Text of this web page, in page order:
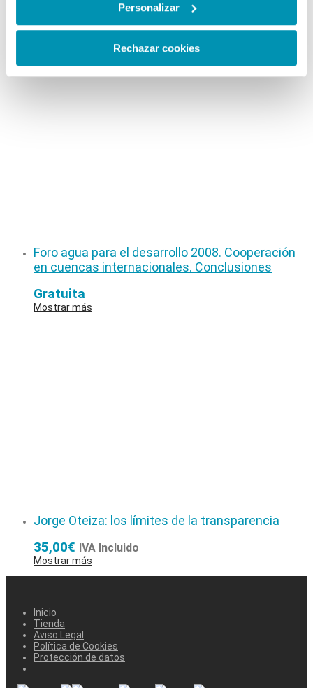
. Puede obtener más información
sobre el uso de cookies en esta web haciendo clicaquí.
Personalizar
Rechazar cookies
35,00€ IVA Incluido
Foro agua para el desarrollo 2008. Cooperación
en cuencas internacionales. Conclusiones
Gratuita
Mostrar más
Jorge Oteiza: los límites de la transparencia
35,00€ IVA Incluido
Mostrar más
Inicio
Tienda
Aviso Legal
Política de Cookies
Protección de datos